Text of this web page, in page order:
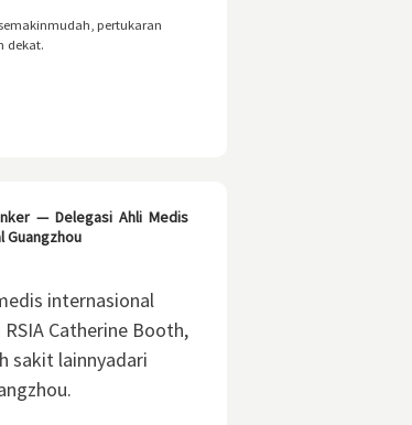
pertukaran
dekat.
— Delegasi Ahli Medis
Guangzhou
internasional
Catherine Booth,
sakit lainnyadari